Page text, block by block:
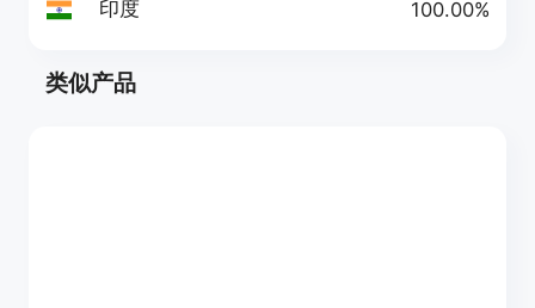
印度 100.00%
类似产品